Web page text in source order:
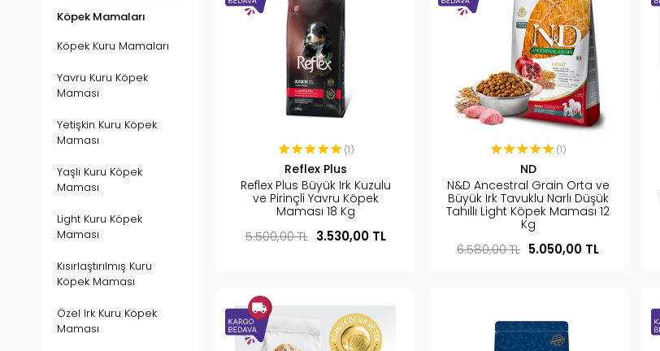
Köpek Mamaları
Köpek Kuru Mamaları
Yavru Kuru Köpek
Maması
Yetişkin Kuru Köpek
Maması
Yaşlı Kuru Köpek
Maması
Light Kuru Köpek
Maması
Kısırlaştırılmış Kuru
Köpek Maması
Özel Irk Kuru Köpek
Maması
(1)
Reflex Plus
Reflex Plus Büyük Irk Kuzulu
ve Pirinçli Yavru Köpek
Maması 18 Kg
5.500,00 TL 3.530,00 TL
(1)
ND
N&D Ancestral Grain Orta ve
Büyük Irk Tavuklu Narlı Düşük
Tahıllı Light Köpek Maması 12
Kg
6.580,00 TL 5.050,00 TL